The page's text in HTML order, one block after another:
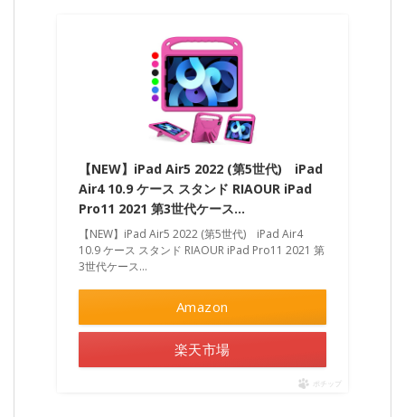
【NEW】iPad Air5 2022 (第5世代) iPad
Air4 10.9 ケース スタンド RIAOUR iPad
Pro11 2021 第3世代ケース…
【NEW】iPad Air5 2022 (第5世代) iPad Air4
10.9 ケース スタンド RIAOUR iPad Pro11 2021 第
3世代ケース…
Amazon
楽天市場
ポチップ